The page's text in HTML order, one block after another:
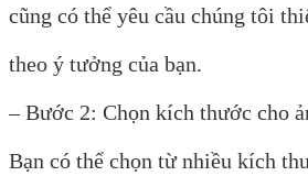
cũng có thể yêu cầu chúng tôi
theo ý tưởng của bạn.
– Bước 2: Chọn kích thước cho
Bạn có thể chọn từ nhiều kích